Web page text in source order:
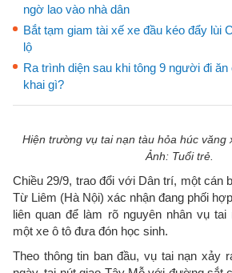
ngờ lao vào nhà dân
Bắt tạm giam tài xế xe đầu kéo đẩy lùi
lộ
Ra trình diện sau khi tông 9 người đi
khai gì?
Hiện trường vụ tai nạn tàu hỏa húc văng
Ảnh: Tuổi trẻ.
Chiều 29/9, trao đổi với Dân trí, một cán
Từ Liêm (Hà Nội) xác nhận đang phối
liên quan để làm rõ nguyên nhân vụ
một xe ô tô đưa đón học sinh.
Theo thông tin ban đầu, vụ tai nạn xảy